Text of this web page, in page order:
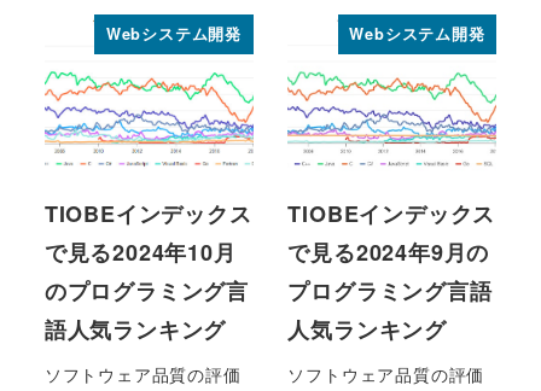
Webシステム開発
TIOBEインデックス
で見る2024年10月
のプログラミング言
語人気ランキング
ソフトウェア品質の評価
Webシステム開発
TIOBEインデックス
で見る2024年9月の
プログラミング言語
人気ランキング
ソフトウェア品質の評価